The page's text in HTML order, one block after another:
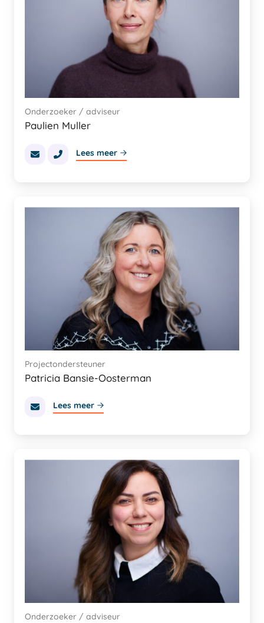
Paulien Muller
Onderzoeker / adviseur
Lees meer
Patricia Bansie-Oosterman
Projectondersteuner
Lees meer
Onderzoeker / adviseur